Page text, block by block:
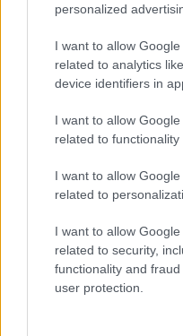
personalized
I want to allow
related to analytics
device identifiers in
I want to allow
related to
I want to allow
related to
I want to allow
related to security,
functionality and
user protection.
😶‍🌫️
tried our
how did
league’s
Try it